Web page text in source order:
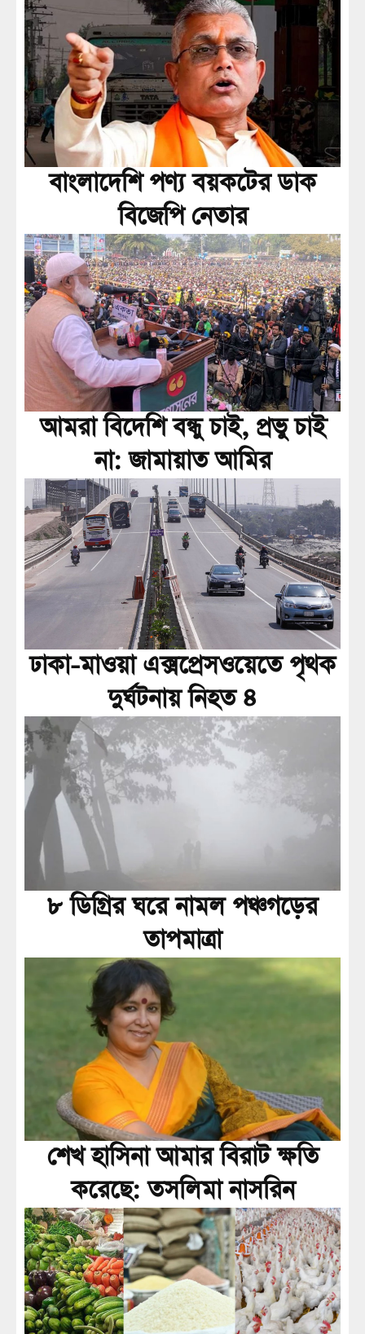
বাংলাদেশি পণ্য বয়কটের ডাক
বিজেপি নেতার
আমরা বিদেশি বন্ধু চাই, প্রভু চাই
না: জামায়াত আমির
ঢাকা-মাওয়া এক্সপ্রেসওয়েতে পৃথক
দুর্ঘটনায় নিহত ৪
৮ ডিগ্রির ঘরে নামল পঞ্চগড়ের
তাপমাত্রা
শেখ হাসিনা আমার বিরাট ক্ষতি
করেছে: তসলিমা নাসরিন